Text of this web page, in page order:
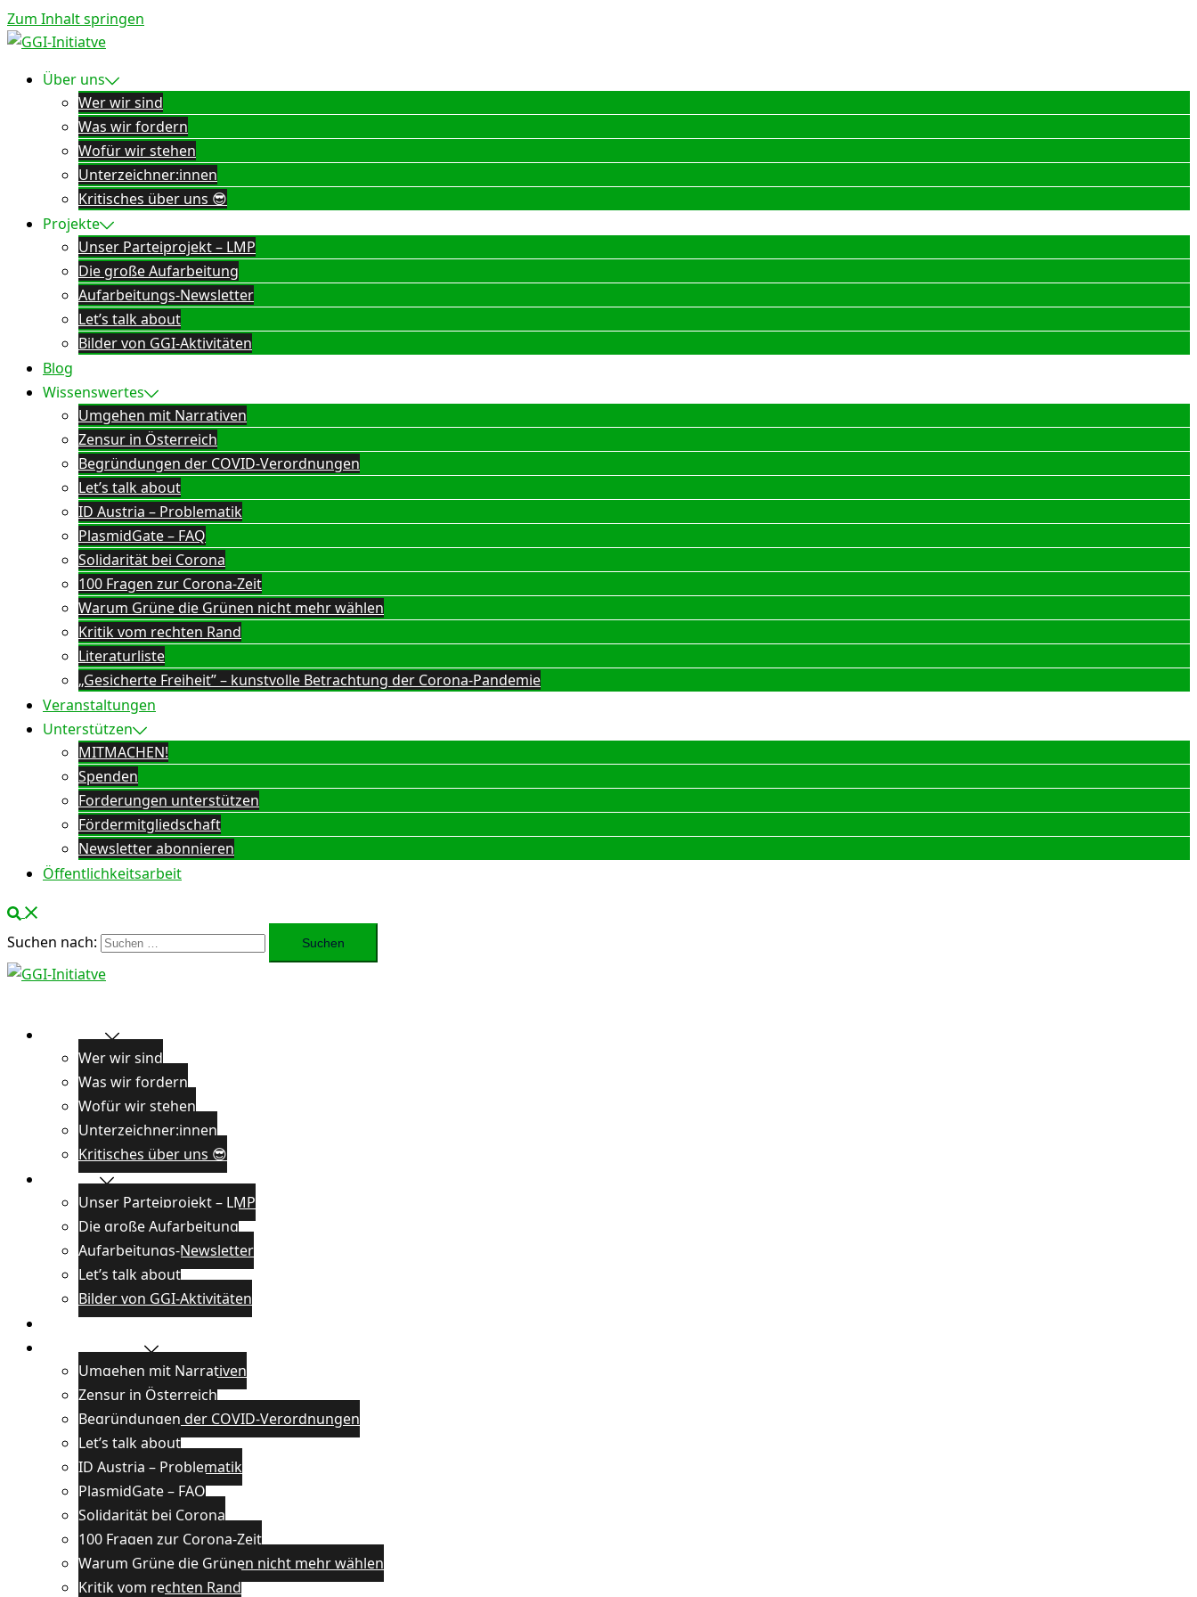
Zum Inhalt springen
Über uns
Wer wir sind
Was wir fordern
Wofür wir stehen
Unterzeichner:innen
Kritisches über uns 😎
Projekte
Unser Parteiprojekt – LMP
Die große Aufarbeitung
Aufarbeitungs-Newsletter
Let’s talk about
Bilder von GGI-Aktivitäten
Blog
Wissenswertes
Umgehen mit Narrativen
Zensur in Österreich
Begründungen der COVID-Verordnungen
Let’s talk about
ID Austria – Problematik
PlasmidGate – FAQ
Solidarität bei Corona
100 Fragen zur Corona-Zeit
Warum Grüne die Grünen nicht mehr wählen
Kritik vom rechten Rand
Literaturliste
„Gesicherte Freiheit” – kunstvolle Betrachtung der Corona-Pandemie
Veranstaltungen
Unterstützen
MITMACHEN!
Spenden
Forderungen unterstützen
Fördermitgliedschaft
Newsletter abonnieren
Öffentlichkeitsarbeit
Suchen nach:
Über uns
Wer wir sind
Was wir fordern
Wofür wir stehen
Unterzeichner:innen
Kritisches über uns 😎
Projekte
Unser Parteiprojekt – LMP
Die große Aufarbeitung
Aufarbeitungs-Newsletter
Let’s talk about
Bilder von GGI-Aktivitäten
Wissenswertes
Umgehen mit Narrativen
Zensur in Österreich
Begründungen der COVID-Verordnungen
Let’s talk about
ID Austria – Problematik
PlasmidGate – FAQ
Solidarität bei Corona
100 Fragen zur Corona-Zeit
Warum Grüne die Grünen nicht mehr wählen
Kritik vom rechten Rand